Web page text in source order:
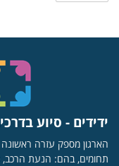
ידידים - סיוע
הארגון מספק עזרה
תחומים, בהם: הנעת הרכב,